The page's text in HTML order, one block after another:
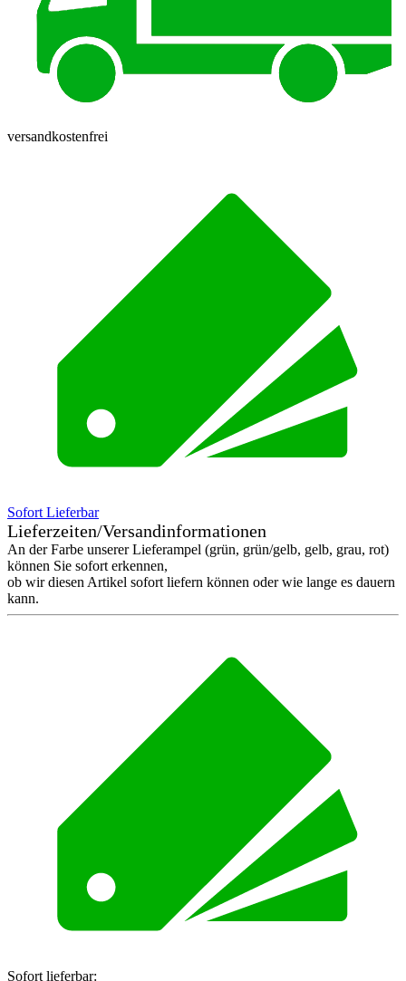
versandkostenfrei
Sofort Lieferbar
Lieferzeiten/Versandinformationen
An der Farbe unserer Lieferampel (grün, grün/gelb, gelb, grau, rot)
können Sie sofort erkennen,
ob wir diesen Artikel sofort liefern können oder wie lange es dauern
kann.
Sofort lieferbar: